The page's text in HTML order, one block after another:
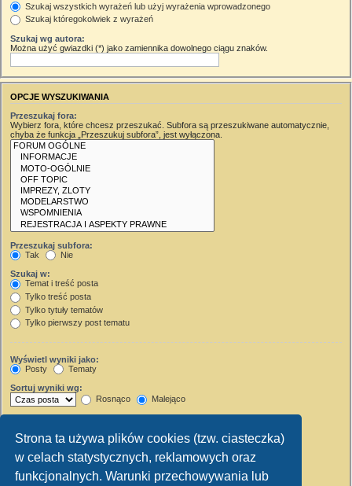
Strona ta używa plików cookies (tzw. ciasteczka)
w celach statystycznych, reklamowych oraz
funkcjonalnych. Warunki przechowywania lub
Szukaj wszystkich wyrażeń lub użyj wyrażenia wprowadzonego
Szukaj któregokolwiek z wyrażeń
Szukaj wg autora:
Można użyć gwiazdki (*) jako zamiennika dowolnego ciągu znaków.
OPCJE WYSZUKIWANIA
Przeszukaj fora:
Wybierz fora, które chcesz przeszukać. Subfora są przeszukiwane automatycznie,
chyba że funkcja „Przeszukuj subfora”, jest wyłączona.
Przeszukaj subfora:
Tak
Nie
Szukaj w:
Temat i treść posta
Tylko treść posta
Tylko tytuły tematów
Tylko pierwszy post tematu
Wyświetl wyniki jako:
Posty
Tematy
Sortuj wyniki wg:
Rosnąco
Malejąco
Wyświetl pierwsze:
Ustaw 0, aby wyświetlić cały post.
znaków w poście